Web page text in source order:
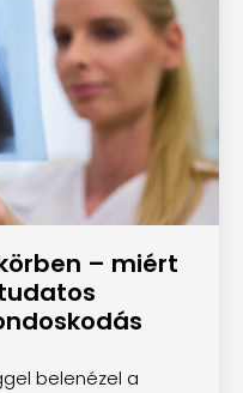
– miért
belenézel a